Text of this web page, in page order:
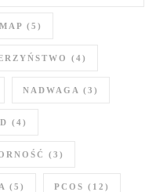
(5)
(4)
NADWAGA (3)
(4)
(3)
(5) PCOS (12)